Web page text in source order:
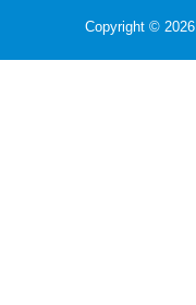
Copyright © 2026